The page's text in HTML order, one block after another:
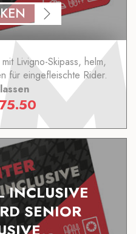
Livigno-Skipass, helm,
für eingefleischte Rider.
75.50
INCLUSIVE
SENIOR